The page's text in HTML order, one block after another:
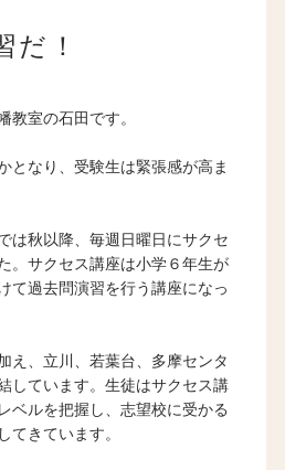
だ！
教室の石田です。
となり、受験生は緊張感が高ま
は秋以降、毎週日曜日にサクセ
。サクセス講座は小学６年生が
て過去問演習を行う講座になっ
え、立川、若葉台、多摩センタ
しています。生徒はサクセス講
ベルを把握し、志望校に受かる
てきています。